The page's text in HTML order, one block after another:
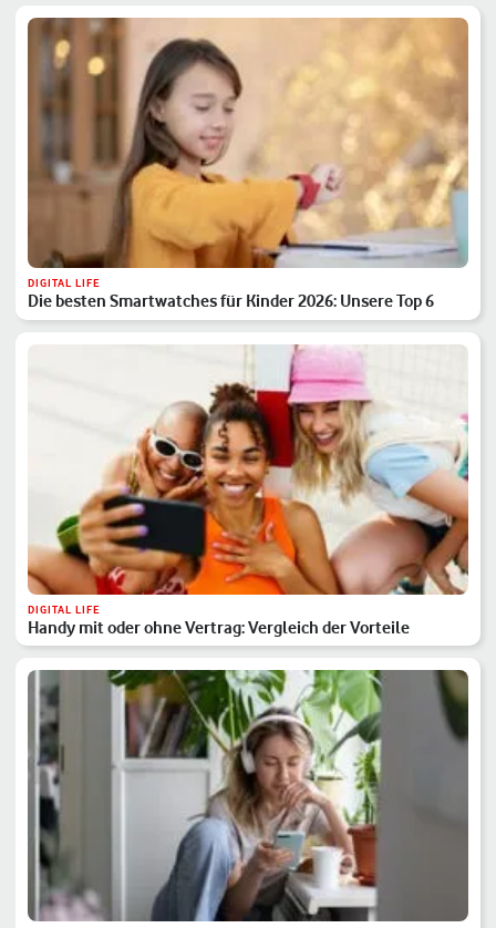
DIGITAL LIFE
Die besten Smartwatches für Kinder 2026: Unsere Top 6
DIGITAL LIFE
Handy mit oder ohne Vertrag: Vergleich der Vorteile